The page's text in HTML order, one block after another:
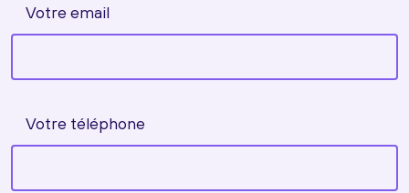
Votre email
Votre téléphone